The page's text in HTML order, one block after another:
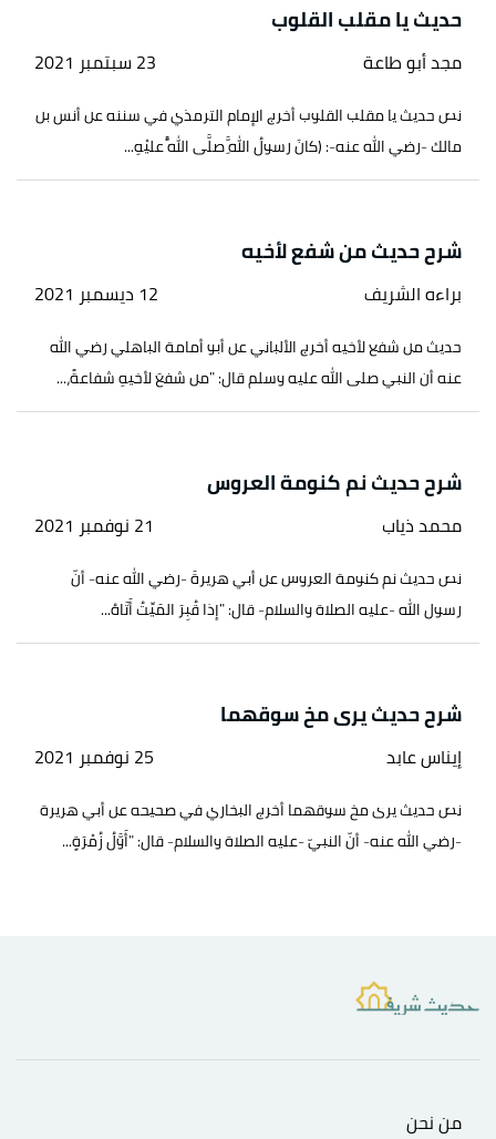
حديث يا مقلب القلوب
مجد أبو طاعة 23 سبتمبر 2021
نص حديث يا مقلب القلوب أخرج الإمام الترمذي في سننه عن أنس بن
مالك -رضي الله عنه-: (كانَ رسولُ اللَّهِ صلَّى اللَّهُ عليْهِ...
شرح حديث من شفع لأخيه
براءه الشريف 12 ديسمبر 2021
حديث من شفع لأخيه أخرج الألباني عن أبو أمامة الباهلي رضي الله
عنه أن النبي صلى الله عليه وسلم قال: "من شفعَ لأخيهِ شفاعةً،...
شرح حديث نم كنومة العروس
محمد ذياب 21 نوفمبر 2021
نص حديث نم كنومة العروس عن أبي هريرةَ -رضي الله عنه- أنّ
رسول الله -عليه الصلاة والسلام- قال: "إذا قُبِرَ المَيِّتُ أَتَاهُ...
شرح حديث يرى مخ سوقهما
إيناس عابد 25 نوفمبر 2021
نص حديث يرى مخ سوقهما أخرج البخاري في صحيحه عن أبي هريرة
-رضي الله عنه- أنّ النبيّ -عليه الصلاة والسلام- قال: "أَوَّلُ زُمْرَةٍ...
من نحن